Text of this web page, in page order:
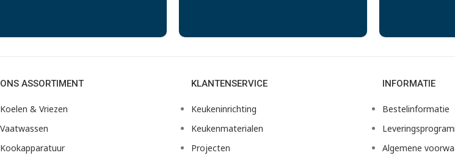
ONS ASSORTIMENT
Koelen & Vriezen
Vaatwassen
Kookapparatuur
KLANTENSERVICE
Keukeninrichting
Keukenmaterialen
Projecten
INFORMATIE
Bestelinformatie
Algemene